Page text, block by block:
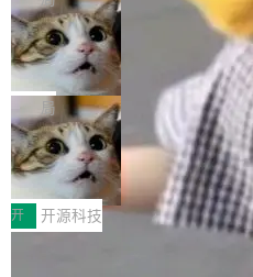
现实 过去两年，CIO们的焦虑清
一是如何让大模型和智能体应用
向生产，二是如何让测试团队跟
设置，如果用布尔值 + 可空字
ean 表示是否可切换，nullable
色方案、深色方案——会产生大量
合。方案缺了、配置冲突了、全
哪些组合有效，作者说，你得靠"
者部落知识"。 换个写法。Rust
变体：Switchable...
个"AI 知识库 + 聊天机器人"——
做，没什么新鲜的。 但 Kenton
r 上把事情说清楚了： 今天我们
re OS，一个带连接器的聊天机器
有科技公司做的一样。只不过，
样。这是 Sandstorm.io 的重制版
那个创业公司。不同的是，这次
lare Workers 上——我花了九年时
——并且深度集成了 AI。这基本
Deno 团队开源 Celld，可自托
布式 Durable Objects
Ryan Dahl 领导的 Deno 团队推
目 Celld，一个能在自己机器上
Workers 和 Durable Objects 的
计思路很直接：每个对象是一个
数据库，按名称寻址，复制到你
存储库里。节点之间只通过这个
没有控制平面，没有共识协议。
个小型数据库，应用天然按分片
局
鲁大师7月新机性能/流畅/AI榜
性能、流畅双第一，三星
新折叠缺席
2026年7月的手机市场，由于存
增，手机厂商的日子也不好过啊，
放缓，因此硝烟味淡了许多。新
高价的三星折叠（三星Galaxy Z
开 开源科技